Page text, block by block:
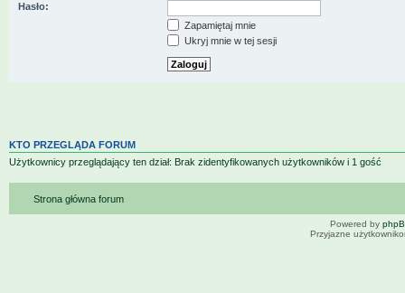
Hasło:
Zapamiętaj mnie
Ukryj mnie w tej sesji
KTO PRZEGLĄDA FORUM
Użytkownicy przeglądający ten dział: Brak zidentyfikowanych użytkowników i 1 gość
Strona główna forum
Powered by
Przyjazne